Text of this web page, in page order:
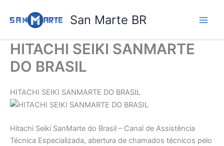
para
conteúdo
San Marte BR
HITACHI SEIKI SANMARTE
DO BRASIL
HITACHI SEIKI SANMARTE DO BRASIL
Hitachi Seiki SanMarte do Brasil – Canal de Assistência
Técnica Especializada, abertura de chamados técnicos pelo